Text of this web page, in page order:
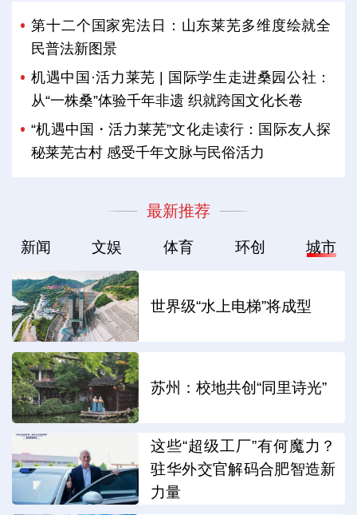
第十二个国家宪法日：山东莱芜多维度绘就全
民普法新图景
机遇中国·活力莱芜 | 国际学生走进桑园公社：
从“一株桑”体验千年非遗 织就跨国文化长卷
“机遇中国・活力莱芜”文化走读行：国际友人探
秘莱芜古村 感受千年文脉与民俗活力
最新推荐
新闻 文娱 体育 环创 城市
世界级“水上电梯”将成型
苏州：校地共创“同里诗光”
这些“超级工厂”有何魔力？
驻华外交官解码合肥智造新
力量